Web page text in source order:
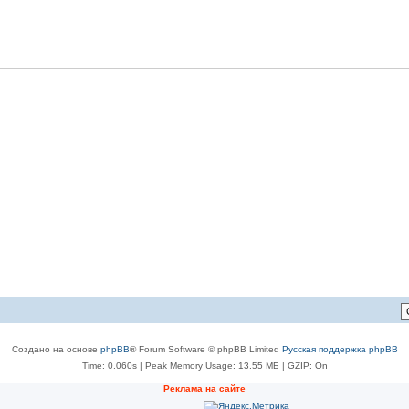
Создано на основе phpBB® Forum Software © phpBB Limited Русская поддержка phpBB
Time: 0.060s| Peak Memory Usage: 13.55 МБ | GZIP: On
Реклама на сайте